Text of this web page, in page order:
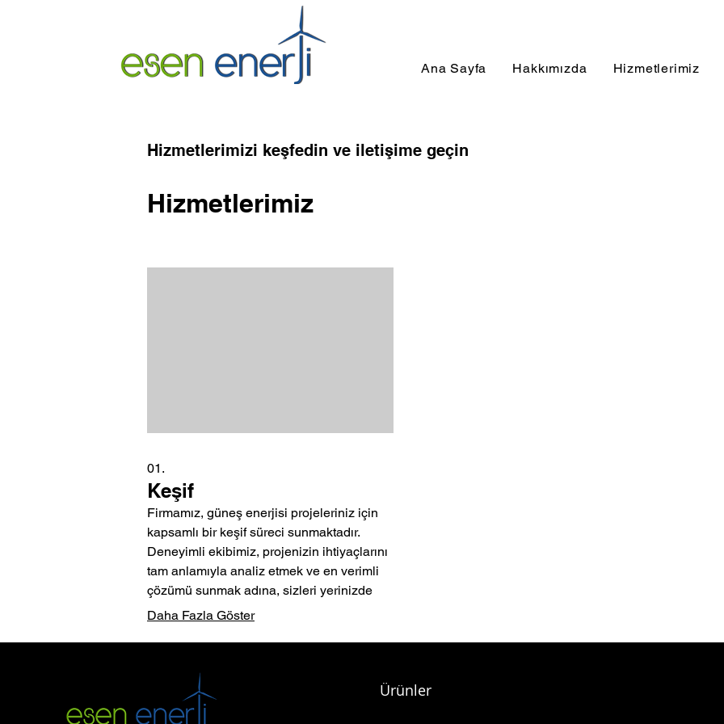
Ana Sayfa Hakkımızda Hizmetlerimiz
Hizmetlerimizi keşfedin ve iletişime geçin
Hizmetlerimiz
01.
Keşif
Firmamız, güneş enerjisi projeleriniz için
kapsamlı bir keşif süreci sunmaktadır.
Deneyimli ekibimiz, projenizin ihtiyaçlarını
tam anlamıyla analiz etmek ve en verimli
çözümü sunmak adına, sizleri yerinizde
ziyaret etmektedir. Bu ziyaret kapsamında,
çözüm planı hazırlıyoruz. Yüksek verimlilik
ve tasarruf odaklı güneş enerjisi
Daha Fazla Göster
Ürünler